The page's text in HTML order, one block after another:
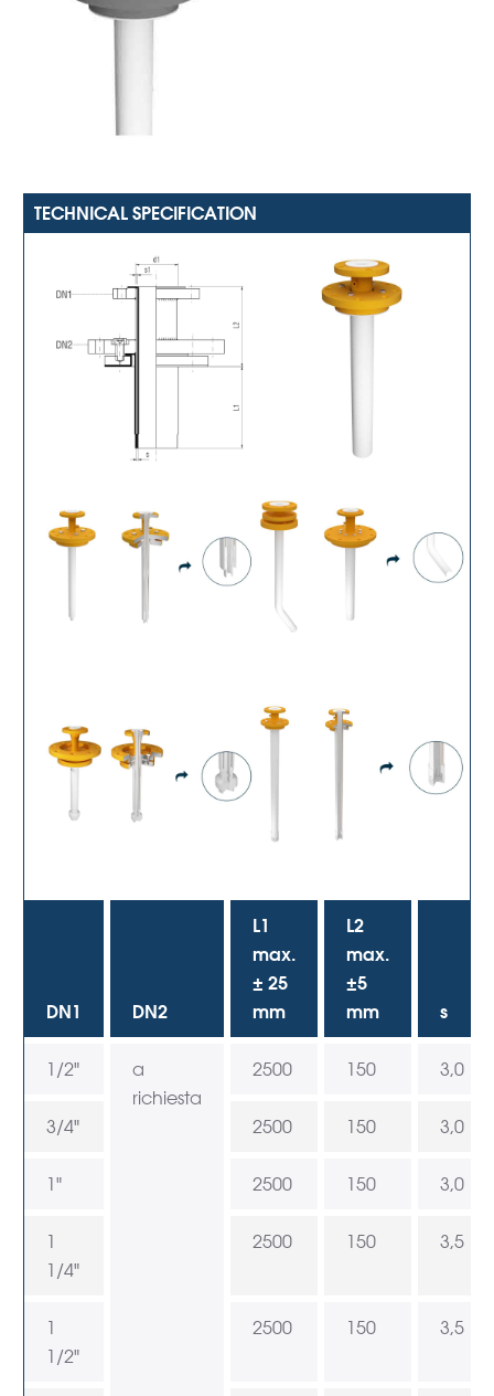
TECHNICAL SPECIFICATION
DN1 DN2
L1
max.
± 25
mm
L2
max.
±5
mm
s
1/2"
a
richiesta
2500 150 3,0
3/4" 2500 150 3,0
1" 2500 150 3,0
1
1/4"
2500 150 3,5
1
1/2"
2500 150 3,5